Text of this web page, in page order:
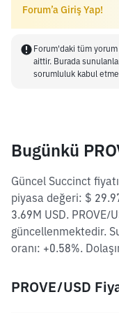
Forum’a Giriş Yap!
Forum'daki tüm
aittir. Burada
sorumluluk kabul
Bugünkü
Güncel Succinct
piyasa değeri: $
3.69M USD. PROVE/
güncellenmektedir.
oranı: +0.58%.
PROVE/USD